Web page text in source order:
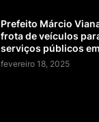
Prefeito Márcio
frota de veículos
serviços públicos
fevereiro 18, 2025